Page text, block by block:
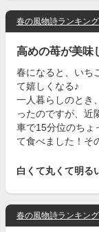
春の風物詩ランキング
高めの苺が美味
春になると、いち
て嬉しくなる♪
一人暮らしのとき
ったのですが、近
車で15分位のちょ
て食べました！そ
白くて丸くて明る
春の風物詩ランキング